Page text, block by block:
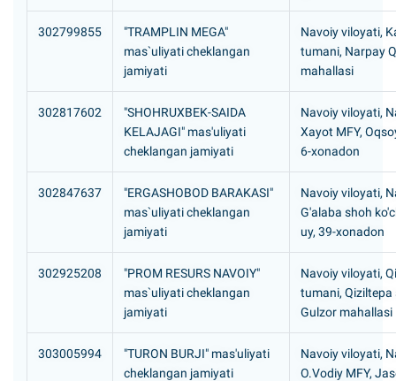
302799855
"TRAMPLIN MEGA"
mas`uliyati cheklangan
jamiyati
Navoiy viloyati,
tumani, Narpay
mahallasi
302817602
"SHOHRUXBEK-SAIDA
KELAJAGI" mas'uliyati
cheklangan jamiyati
Navoiy viloyati,
Xayot MFY,
6-xonadon
302847637
"ERGASHOBOD BARAKASI"
mas`uliyati cheklangan
jamiyati
Navoiy viloyati,
G'alaba shoh
uy, 39-xonadon
302925208
"PROM RESURS NAVOIY"
mas`uliyati cheklangan
jamiyati
Navoiy viloyati,
tumani, Qiziltepa
Gulzor mahallasi
303005994
"TURON BURJI" mas'uliyati
cheklangan jamiyati
Navoiy viloyati,
O.Vodiy MFY,